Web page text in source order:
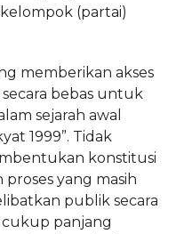
(partai)
memberikan akses
bebas untuk
sejarah awal
1999”. Tidak
konstitusi
yang masih
publik secara
cukup panjang